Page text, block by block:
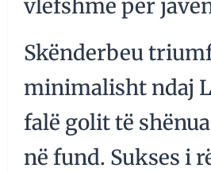
vlefshme për
Skënderbeu
minimalisht ndaj
falë golit të
në fund. Sukses i